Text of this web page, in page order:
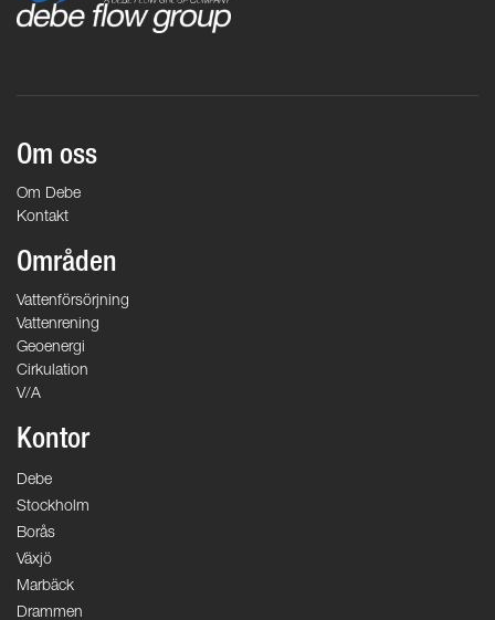
Om oss
Om Debe
Kontakt
Områden
Vattenförsörjning
Vattenrening
Geoenergi
Cirkulation
V/A
Kontor
Debe
Stockholm
Borås
Växjö
Marbäck
Drammen